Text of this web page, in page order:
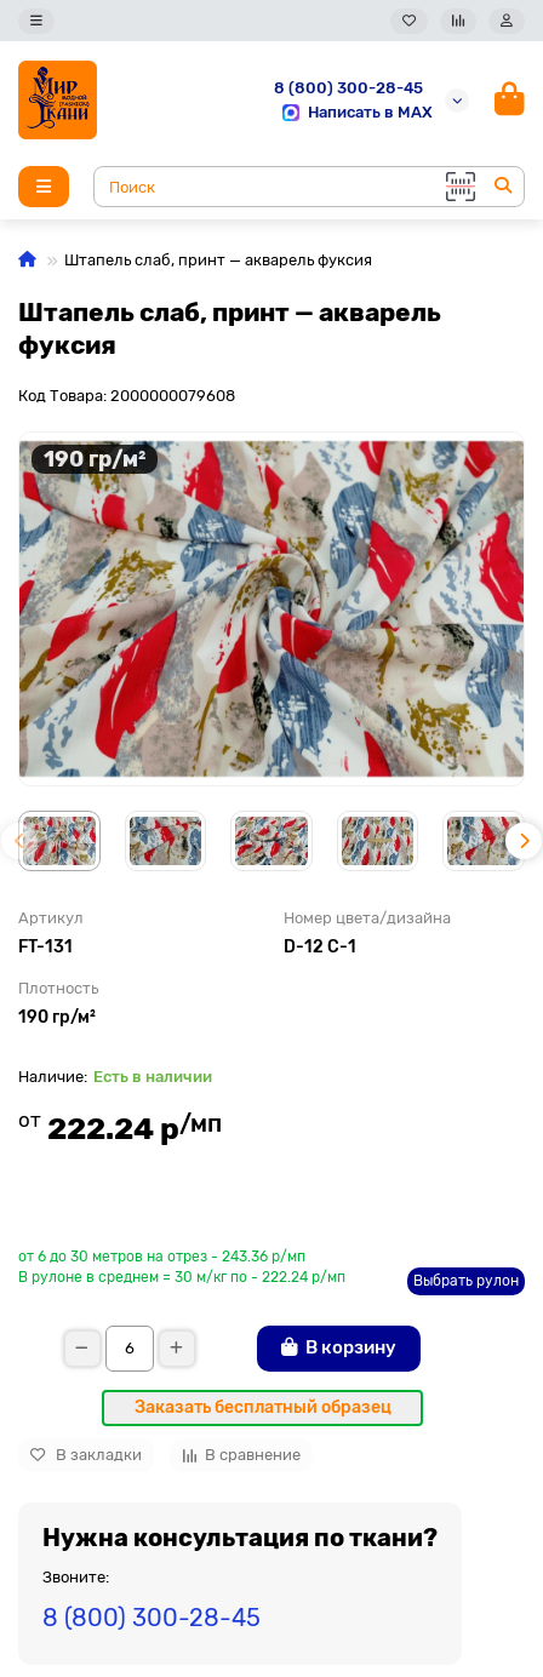
8 (800) 300-28-45
Написать в MAX
Штапель слаб, принт — акварель фуксия
Штапель слаб, принт — акварель
фуксия
Код Товара: 2000000079608
190 гр/м²
Артикул
FT-131
Номер цвета/дизайна
D-12 C-1
Плотность
190 гр/м²
Есть в наличии
от 222.24 р/мп
от 6 до 30 метров на отрез - 243.36 р/мп
В рулоне в среднем = 30 м/кг по - 222.24 р/мп
Выбрать рулон
В корзину
Заказать бесплатный образец
В закладки В сравнение
Нужна консультация по ткани?
Звоните:
8 (800) 300-28-45